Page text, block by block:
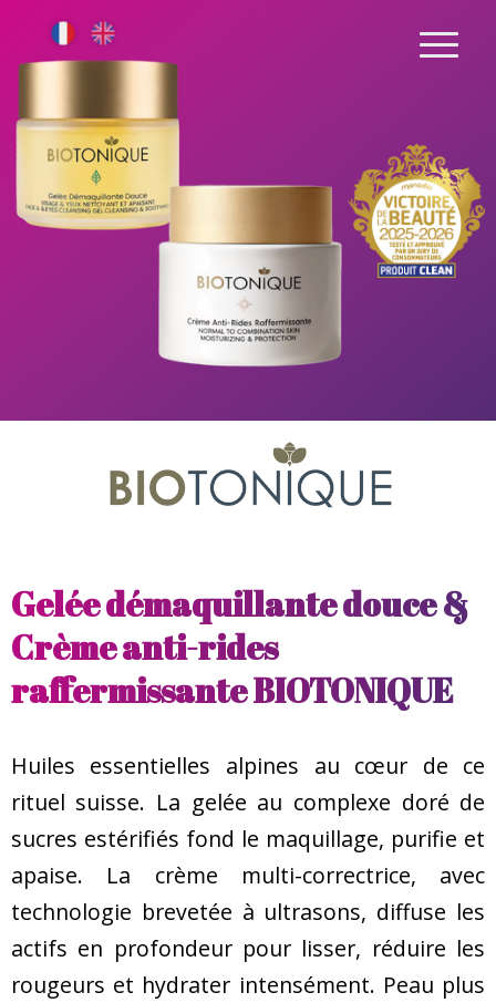
Gelée démaquillante douce &
Crème anti-rides
raffermissante BIOTONIQUE
Huiles essentielles alpines au cœur de ce
rituel suisse. La gelée au complexe doré de
sucres estérifiés fond le maquillage, purifie et
apaise. La crème multi-correctrice, avec
technologie brevetée à ultrasons, diffuse les
actifs en profondeur pour lisser, réduire les
rougeurs et hydrater intensément. Peau plus